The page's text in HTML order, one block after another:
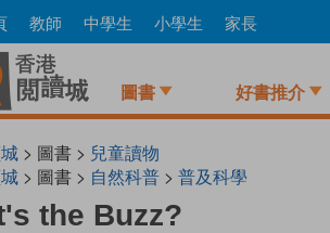
教師 中學生 小學生 家長
圖書 好書推介
> 圖書 > 兒童讀物
> 圖書 > 自然科普> 普及科學
the Buzz?